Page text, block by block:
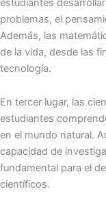
estudiantes
problemas, el
Además, las
de la vida, desde las
tecnología.
En tercer lugar, las
estudiantes
en el mundo natural.
capacidad de
fundamental para el
científicos.